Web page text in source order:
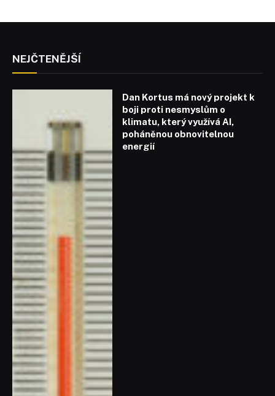
NEJČTENĚJŠÍ
Dan Kortus má nový projekt k
boji proti nesmyslům o
klimatu, který využívá AI,
poháněnou obnovitelnou
energií